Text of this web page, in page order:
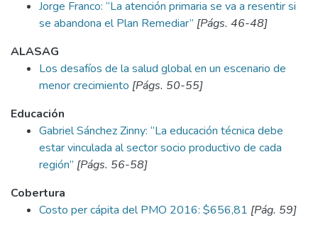
Jorge Franco: “La atención primaria se va a resentir si
se abandona el Plan Remediar” [Págs. 46-48]
ALASAG
Los desafíos de la salud global en un escenario de
menor crecimiento [Págs. 50-55]
Educación
Gabriel Sánchez Zinny: “La educación técnica debe
estar vinculada al sector socio productivo de cada
región” [Págs. 56-58]
Cobertura
Costo per cápita del PMO 2016: $656,81 [Pág. 59]